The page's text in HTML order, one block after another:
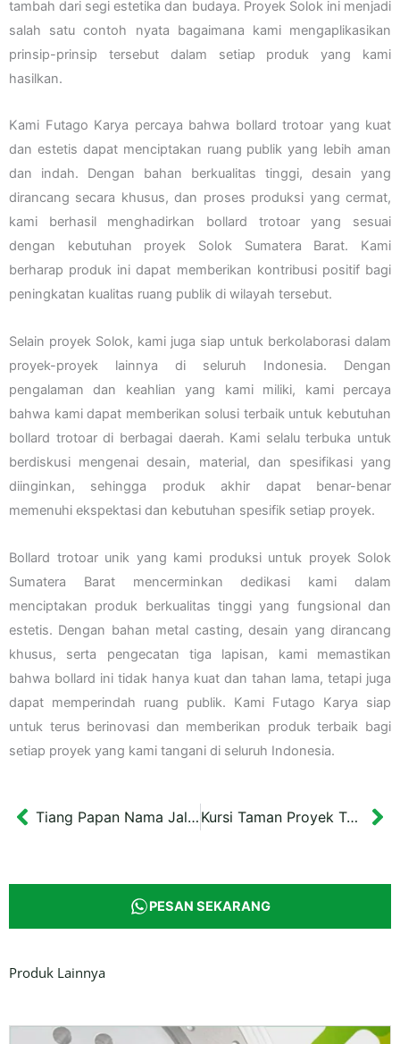
tambah dari segi estetika dan budaya. Proyek Solok ini menjadi
salah satu contoh nyata bagaimana kami mengaplikasikan
prinsip-prinsip tersebut dalam setiap produk yang kami
hasilkan.
Kami Futago Karya percaya bahwa bollard trotoar yang kuat
dan estetis dapat menciptakan ruang publik yang lebih aman
dan indah. Dengan bahan berkualitas tinggi, desain yang
dirancang secara khusus, dan proses produksi yang cermat,
kami berhasil menghadirkan bollard trotoar yang sesuai
dengan kebutuhan proyek Solok Sumatera Barat. Kami
berharap produk ini dapat memberikan kontribusi positif bagi
peningkatan kualitas ruang publik di wilayah tersebut.
Selain proyek Solok, kami juga siap untuk berkolaborasi dalam
proyek-proyek lainnya di seluruh Indonesia. Dengan
pengalaman dan keahlian yang kami miliki, kami percaya
bahwa kami dapat memberikan solusi terbaik untuk kebutuhan
bollard trotoar di berbagai daerah. Kami selalu terbuka untuk
berdiskusi mengenai desain, material, dan spesifikasi yang
diinginkan, sehingga produk akhir dapat benar-benar
memenuhi ekspektasi dan kebutuhan spesifik setiap proyek.
Bollard trotoar unik yang kami produksi untuk proyek Solok
Sumatera Barat mencerminkan dedikasi kami dalam
menciptakan produk berkualitas tinggi yang fungsional dan
estetis. Dengan bahan metal casting, desain yang dirancang
khusus, serta pengecatan tiga lapisan, kami memastikan
bahwa bollard ini tidak hanya kuat dan tahan lama, tetapi juga
dapat memperindah ruang publik. Kami Futago Karya siap
untuk terus berinovasi dan memberikan produk terbaik bagi
setiap proyek yang kami tangani di seluruh Indonesia.
Prev Tiang Papan Nama Jalan Kawasan Wali Setaman 3 meter Kursi Taman Proyek Tempoe Doeloe Banjarmasin dimensi 120x51x41 cm
PESAN SEKARANG
Produk Lainnya